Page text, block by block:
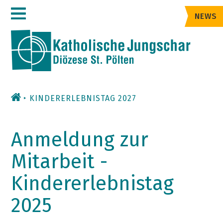
Zum
Inhalt
NEWS
KINDERERLEBNISTAG 2027
Anmeldung zur
Mitarbeit -
Kindererlebnistag
2025